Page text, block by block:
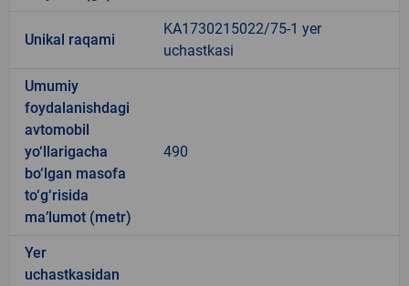
Unikal raqami
KA1730215022/75-1 yer
uchastkasi
Umumiy
foydalanishdagi
avtomobil
yo‘llarigacha
bo‘lgan masofa
to‘g‘risida
ma’lumot (metr)
490
Yer
uchastkasidan